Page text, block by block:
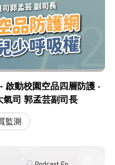
啟動校園空品四層防護 ‧
司 郭孟芸副司長
監測